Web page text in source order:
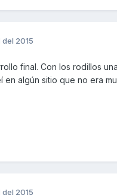
2015
final. Con los rodillos
en algún sitio que no era
2015